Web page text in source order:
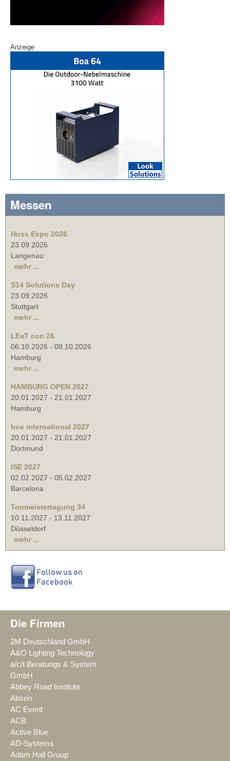
Anzeige
Messen
Huss Expo 2026
23.09.2026
Langenau
mehr ...
S14 Solutions Day
23.09.2026
Stuttgart
mehr ...
LEaT con 26
06.10.2026 - 08.10.2026
Hamburg
mehr ...
HAMBURG OPEN 2027
20.01.2027 - 21.01.2027
Hamburg
boe international 2027
20.01.2027 - 21.01.2027
Dortmund
ISE 2027
02.02.2027 - 05.02.2027
Barcelona
Tonmeistertagung 34
10.11.2027 - 13.11.2027
Düsseldorf
mehr ...
Die Firmen
2M Deutschland GmbH
A&O Lighting Technology
a/c/t Beratungs & System
GmbH
Abbey Road Institute
Absen
AC Event
ACB
Active Blue
AD-Systems
Adam Hall Group